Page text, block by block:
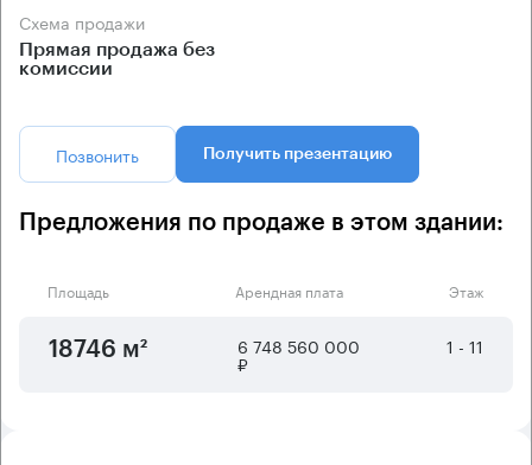
Схема продажи
Прямая продажа без
комиссии
Позвонить Получить презентацию
Предложения по продаже в этом здании:
Площадь Арендная плата Этаж
18746 м² 6 748 560 000
₽
1 - 11